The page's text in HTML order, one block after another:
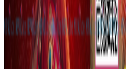
सेकेण्ड रनरअप र नोगेन लिम्बु थर्ड
उपाधिका लागि चार
भ्वाइसको पाँचौ सिजनका अन्तिम